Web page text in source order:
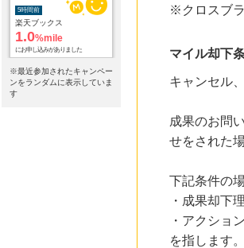
5時間前
楽天ブックス
1.0%mile
にお申し込みがありました
5時間前
楽天市場
※最近参加されたキャンペー
ンをランダムに表示していま
す
※クロスブ
マイル却下
キャンセル
成果のお問
せをされた
下記条件の
・成果却下
・アクショ
を指します。